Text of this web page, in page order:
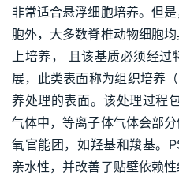
非常适合悬浮细胞培养。但
胞外，大多数脊椎动物细胞
上培养， 且该基质必须经过
展，此类表面称为组织培养
养处理的表面。该处理过程
气体中，等离子体气体会部
氧官能团，如羟基和羧基。
亲水性，并改善了贴壁依赖